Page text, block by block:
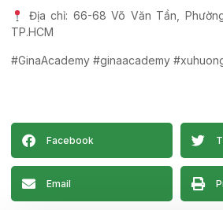
Địa chỉ: 66-68 Võ Văn Tần,
TP.HCM
#GinaAcademy #ginaacademy
Facebook
Email